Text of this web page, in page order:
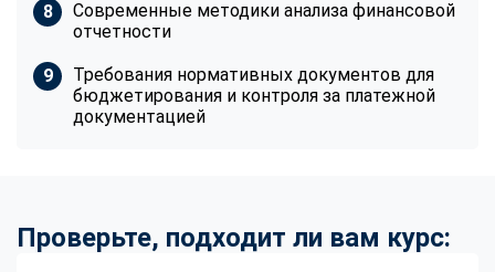
Современные методики анализа финансовой
отчетности
Требования нормативных документов для
бюджетирования и контроля за платежной
документацией
Проверьте, подходит ли вам курс: